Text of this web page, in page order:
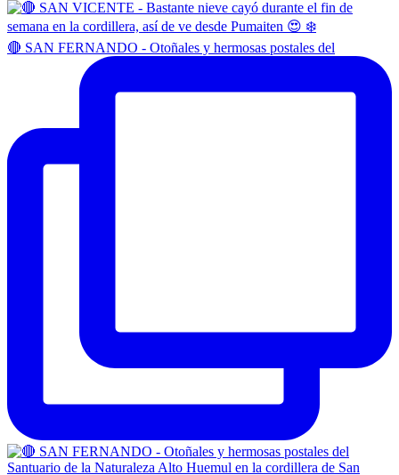
🔴 SAN FERNANDO - Otoñales y hermosas postales del